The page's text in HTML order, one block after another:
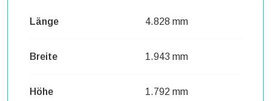
Länge 4.828 mm
Breite 1.943 mm
Höhe 1.792 mm